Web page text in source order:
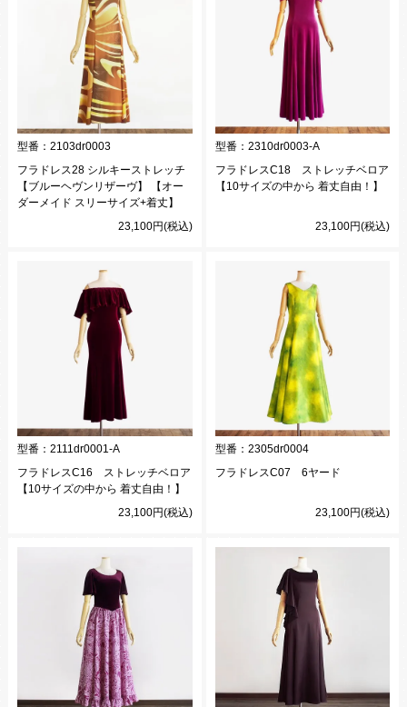
型番： 2103dr0003
フラドレス28 シルキーストレッチ
【ブルーヘヴンリザーヴ】 【オー
ダーメイド スリーサイズ+着丈】
23,100円(税込)
型番： 2310dr0003-A
フラドレスC18 ストレッチベロア
【10サイズの中から 着丈自由！】
23,100円(税込)
型番： 2111dr0001-A
フラドレスC16 ストレッチベロア
【10サイズの中から 着丈自由！】
23,100円(税込)
型番： 2305dr0004
フラドレスC07 6ヤード
23,100円(税込)